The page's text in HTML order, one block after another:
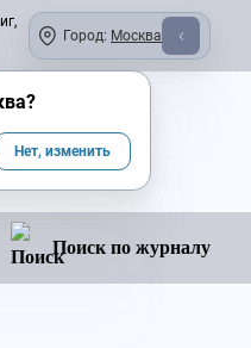
Город: Москва
Поиск по журналу
?
Нет, изменить